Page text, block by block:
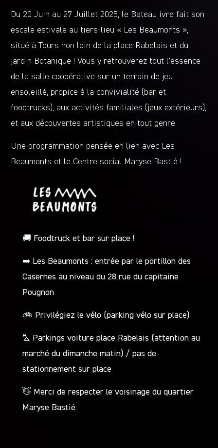
Du 20 Juin au 27 Juillet 2025, le Bateau ivre fait son
escale estivale au tiers-lieu « Les Beaumonts »,
situé à Tours non loin de la place Rabelais et du
jardin Botanique ! Vous y retrouverez tout l’essence
de la salle coopérative sur un terrain de jeu
ensoleillé, propice à la convivialité (bar et
foodtrucks), aux activités familiales (jeux extérieurs),
et aux découvertes artistiques en tout genre.
Une programmation pensée en lien avec Les
Beaumonts et le Centre social Maryse Bastié !
🚚 Foodtruck et bar sur place !
➡️ Les Beaumonts : entrée par le portillon des
Casernes au niveau du 28 rue du capitaine
Pougnon
🚲 Privilégiez le vélo (parking vélo sur place)
⛍ Parkings voiture place Rabelais (attention au
marché du dimanche matin) / pas de
stationnement sur place
👋 Merci de respecter le voisinage du quartier
Maryse Bastié